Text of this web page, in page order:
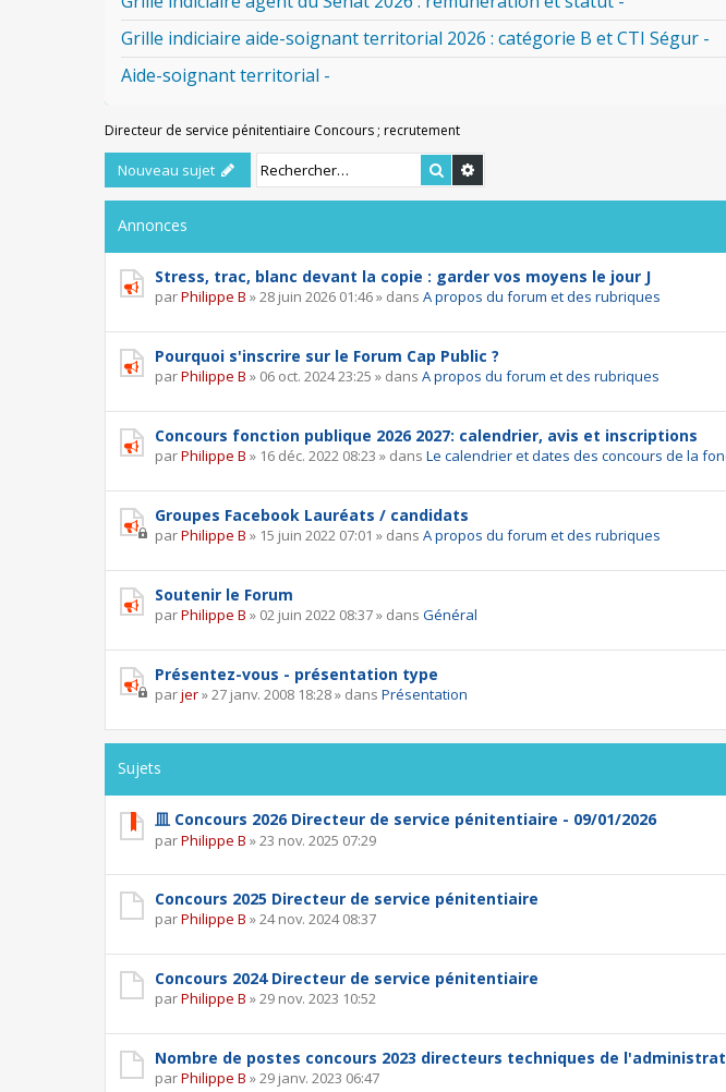
Grille indiciaire aide-soignant territorial 2026 : catégorie B et CTI Ségur -
Aide-soignant territorial -
Directeur de service pénitentiaire Concours ; recrutement
Nouveau sujet Rechercher
Annonces
Stress, trac, blanc devant la copie : garder vos moyens le jour J
parPhilippe B »28 juin 2026 01:46» dans A propos du forum et des rubriques
Pourquoi s'inscrire sur le Forum Cap Public ?
parPhilippe B » 06 oct. 2024 23:25 » dans A propos du forum et des rubriques
Concours fonction publique 2026 2027: calendrier, avis et inscriptions
parPhilippe B » 16 déc. 2022 08:23 » dans Le calendrier et dates des concours de la
Groupes Facebook Lauréats / candidats
parPhilippe B » 15 juin 2022 07:01 » dans A propos du forum et des rubriques
Soutenir le Forum
parPhilippe B » 02 juin 2022 08:37» dans Général
Présentez-vous - présentation type
parjer»27 janv. 2008 18:28» dans Présentation
Sujets
皿 Concours 2026 Directeur de service pénitentiaire - 09/01/2026
parPhilippe B »23 nov. 2025 07:29
Concours 2025 Directeur de service pénitentiaire
parPhilippe B »24 nov. 2024 08:37
Concours 2024 Directeur de service pénitentiaire
parPhilippe B »29 nov. 2023 10:52
Nombre de postes concours 2023 directeurs techniques de
parPhilippe B »29 janv. 2023 06:47